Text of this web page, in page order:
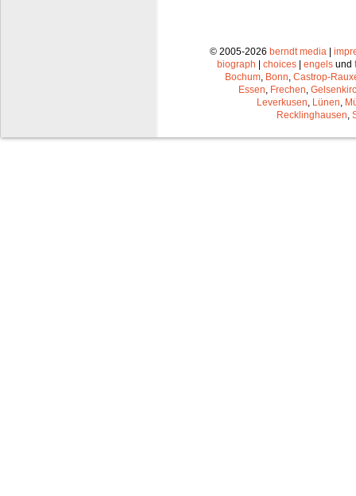
© 2005-2026 berndt media|
biograph
choices engels und
Bochum, Bonn, Castrop-
Essen, Frechen,
Leverkusen, Lünen,
Recklinghausen,